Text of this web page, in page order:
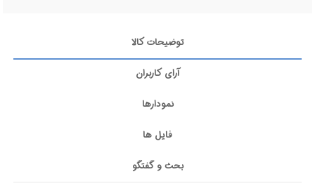
توضیحات کالا
آرای کاربران
نمودارها
فایل ها
بحث و گفتگو